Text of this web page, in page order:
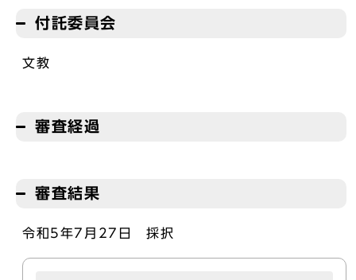
付託委員会
文教
審査経過
審査結果
令和5年7月27日 採択